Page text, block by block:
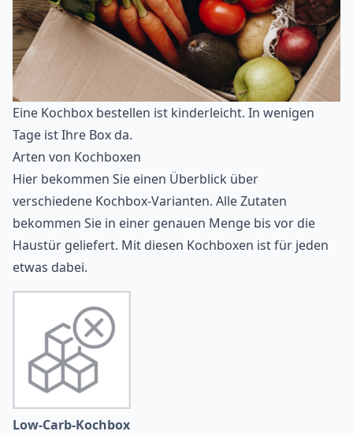
Eine Kochbox bestellen ist kinderleicht. In wenigen
Tage ist Ihre Box da.
Arten von Kochboxen
Hier bekommen Sie einen Überblick über
verschiedene Kochbox-Varianten. Alle Zutaten
bekommen Sie in einer genauen Menge bis vor die
Haustür geliefert. Mit diesen Kochboxen ist für jeden
etwas dabei.
Low-Carb-Kochbox